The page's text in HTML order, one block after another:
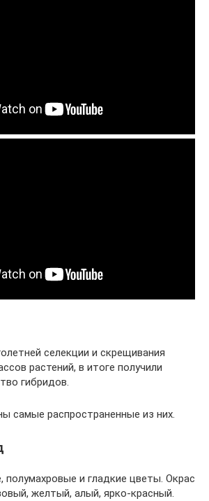
селекции и скрещивания
растений, в итоге получили
гибридов.
самые распространенные из них.
и гладкие цветы. Окрас
желтый, алый, ярко-красный.